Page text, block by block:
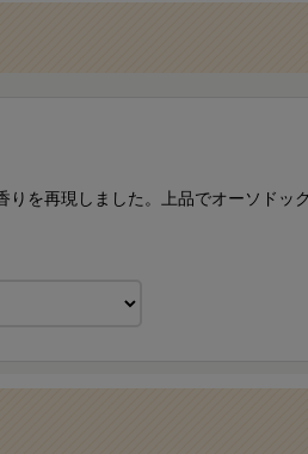
りを再現しました。上品でオーソドッ